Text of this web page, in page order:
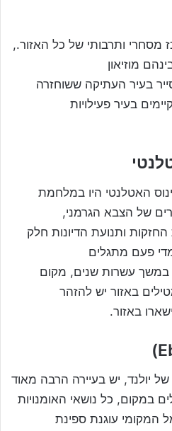
ותרבותי של כל האזור.,
מוזיאון
בעיר העתיקה ששוחזרה
בעיר פעילויות
האטלנטי היו במלחמת
של הצבא הגרמני,
ותנועת הדיונות חלק
פעם מתגלים
במשך עשרות שנים, מקום
באזור יש להזהר
באזור.
יולנד, יש בעיירה הרבה מאוד
במקום, כל נושאי האומנויות
המקומי עוגנת ספינת